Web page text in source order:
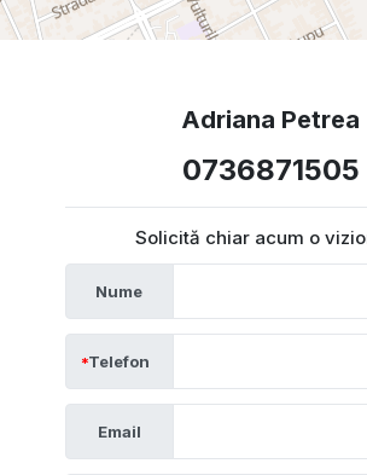
Adriana Petrea
0736871505
Solicită chiar acum o
Nume
Telefon
Email